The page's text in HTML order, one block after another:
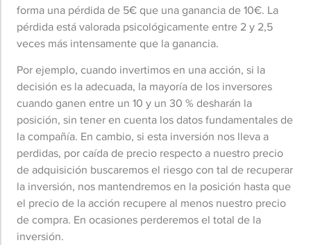
forma una pérdida de 5€ que una ganancia de 10€. La
pérdida está valorada psicológicamente entre 2 y 2,5
veces más intensamente que la ganancia.
Por ejemplo, cuando invertimos en una acción, si la
decisión es la adecuada, la mayoría de los inversores
cuando ganen entre un 10 y un 30 % desharán la
posición, sin tener en cuenta los datos fundamentales de
la compañía. En cambio, si esta inversión nos lleva a
perdidas, por caída de precio respecto a nuestro precio
de adquisición buscaremos el riesgo con tal de recuperar
la inversión, nos mantendremos en la posición hasta que
el precio de la acción recupere al menos nuestro precio
de compra. En ocasiones perderemos el total de la
inversión.